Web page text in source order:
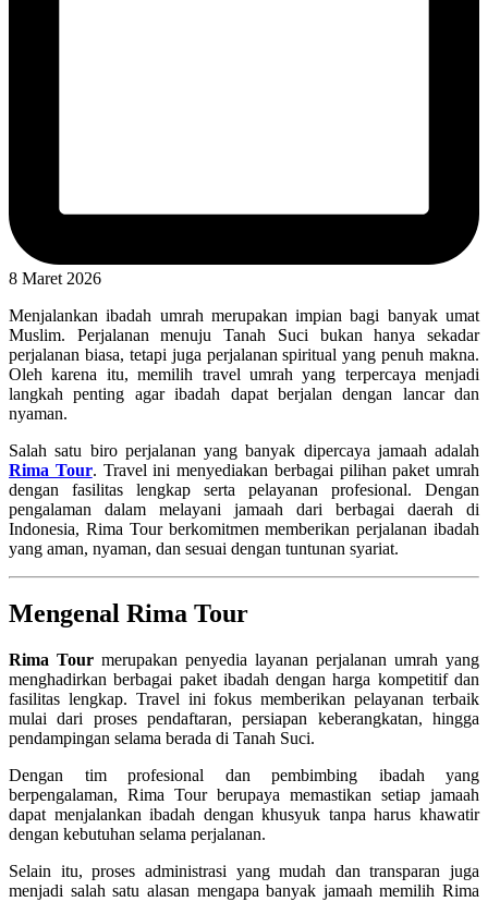
8 Maret 2026
Menjalankan ibadah umrah merupakan impian bagi banyak umat
Muslim. Perjalanan menuju Tanah Suci bukan hanya sekadar
perjalanan biasa, tetapi juga perjalanan spiritual yang penuh makna.
Oleh karena itu, memilih travel umrah yang terpercaya menjadi
langkah penting agar ibadah dapat berjalan dengan lancar dan
nyaman.
Salah satu biro perjalanan yang banyak dipercaya jamaah adalah
Rima Tour. Travel ini menyediakan berbagai pilihan paket umrah
dengan fasilitas lengkap serta pelayanan profesional. Dengan
pengalaman dalam melayani jamaah dari berbagai daerah di
Indonesia, Rima Tour berkomitmen memberikan perjalanan ibadah
yang aman, nyaman, dan sesuai dengan tuntunan syariat.
Mengenal Rima Tour
Rima Tour merupakan penyedia layanan perjalanan umrah yang
menghadirkan berbagai paket ibadah dengan harga kompetitif dan
fasilitas lengkap. Travel ini fokus memberikan pelayanan terbaik
mulai dari proses pendaftaran, persiapan keberangkatan, hingga
pendampingan selama berada di Tanah Suci.
Dengan tim profesional dan pembimbing ibadah yang
berpengalaman, Rima Tour berupaya memastikan setiap jamaah
dapat menjalankan ibadah dengan khusyuk tanpa harus khawatir
dengan kebutuhan selama perjalanan.
Selain itu, proses administrasi yang mudah dan transparan juga
menjadi salah satu alasan mengapa banyak jamaah memilih Rima